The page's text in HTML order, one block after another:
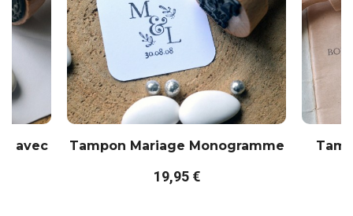
avec Tampon Mariage Monogramme
19,95 €